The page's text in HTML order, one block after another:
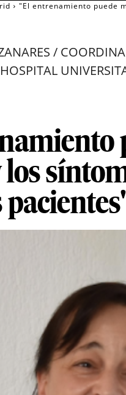
"El entrenamiento puede
/